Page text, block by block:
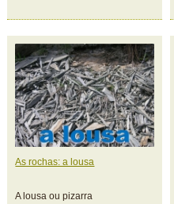
As rochas: a lousa
A lousa ou pizarra